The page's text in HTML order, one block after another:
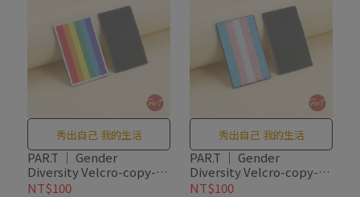
秀出自己 我的生活
PAR.T ｜ Gender
Diversity Velcro-copy-
copy-copy
NT$100
秀出自己 我的生活
PAR.T ｜ Gender
Diversity Velcro-copy-
copy
NT$100